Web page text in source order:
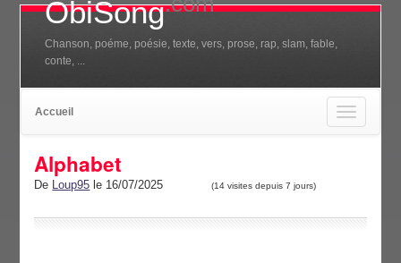
ObiSong
Chanson, poéme, poésie, texte, vers, prose, rap, slam, fable,
conte, ...
Toggle
navigation
Accueil
Alphabet
De Loup95 le 16/07/2025 (14 visites depuis 7 jours)